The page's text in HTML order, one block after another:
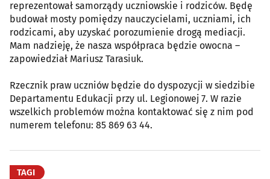
reprezentował samorządy uczniowskie i rodziców. Będę
budował mosty pomiędzy nauczycielami, uczniami, ich
rodzicami, aby uzyskać porozumienie drogą mediacji.
Mam nadzieję, że nasza współpraca będzie owocna –
zapowiedział Mariusz Tarasiuk.
Rzecznik praw uczniów będzie do dyspozycji w siedzibie
Departamentu Edukacji przy ul. Legionowej 7. W razie
wszelkich problemów można kontaktować się z nim pod
numerem telefonu: 85 869 63 44.
TAGI